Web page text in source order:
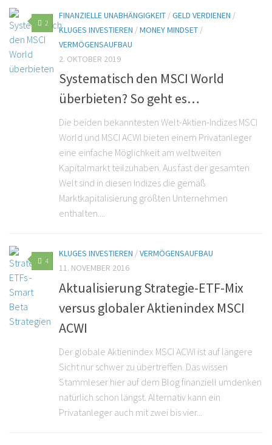
2
FINANZIELLE UNABHÄNGIGKEIT /GELD VERDIENEN /
KLUGES INVESTIEREN /MONEY MINDSET /
VERMÖGENSAUFBAU
2. OKTOBER 2019
Systematisch den MSCI World
überbieten? So geht es…
Die beiden bekanntesten Welt-Aktien-Indizes MSCI
World und MSCI ACWI bieten einem Privatanleger
eine einfache Möglichkeit am weltweiten
Kapitalmarkt teilzuhaben. Aus fast der gesamten
Welt sind in diesen Indizes die gemäß
Marktkapitalisierung größten Unternehmen
enthalten....
4
KLUGES INVESTIEREN /VERMÖGENSAUFBAU
11. NOVEMBER 2016
Aktualisierung Strategie-ETF-Mix
versus globaler Aktienindex MSCI
ACWI
Der globale Aktienindex MSCI ACWI ist auf längere
Sicht nur schwer zu übertreffen. Das wissen
Stammleser hier auf dem Blog finanziell umdenken
natürlich schon längst. Alternativ kann ein
Privatanleger auch mit zwei bis vier...